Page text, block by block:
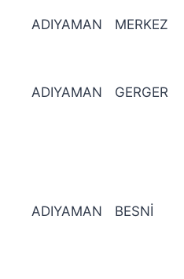
ADIYAMAN MERKEZ
ADIYAMAN GERGER
ADIYAMAN BESNİ